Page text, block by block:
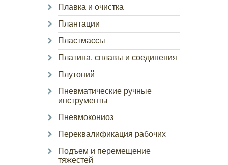
Плавка и очистка
Плантации
Пластмассы
Платина, сплавы и соединения
Плутоний
Пневматические ручные
инструменты
Пневмокониоз
Переквалификация рабочих
Подъем и перемещение
тяжестей